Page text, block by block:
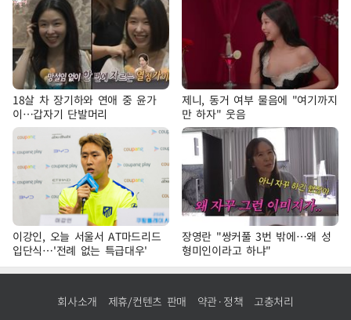
18살 차 장기하와 연애 중 윤가
이…갑자기 단발머리
제니, 동거 여부 물음에 "여기까지
만 하자" 웃음
이강인, 오늘 서울서 AT마드리드
입단식…'전례 없는 특급대우'
장영란 "쌍커풀 3번 밖에…왜 성
형미인이라고 하냐"
회사소개 제휴/컨텐츠 판매 약관·정책 고충처리